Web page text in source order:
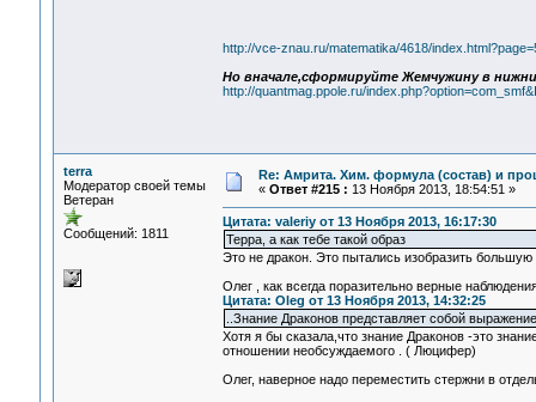
http://vce-znau.ru/matematika/4618/
Но вначале,сформируйте Жемчужину в
http://quantmag.ppole.ru/
terra
Модератор своей темы
Ветеран
Сообщений: 1811
Re: Амрита. Хим. формула (состав) и
« Ответ #215 : 13 Ноября 2013, 18:54:51 »
Цитата: valeriy от 13 Ноября 2013, 16:17:30
Терра, а как тебе такой образ
Это не дракон. Это пытались изобразить
Олег , как всегда поразительно верные
Цитата: Oleg от 13 Ноября 2013, 14:32:25
..Знание Драконов представляет собой
Хотя я бы сказала,что знание Драконов -это
отношении необсуждаемого . ( Люцифер)
Олег, наверное надо переместить стержни в